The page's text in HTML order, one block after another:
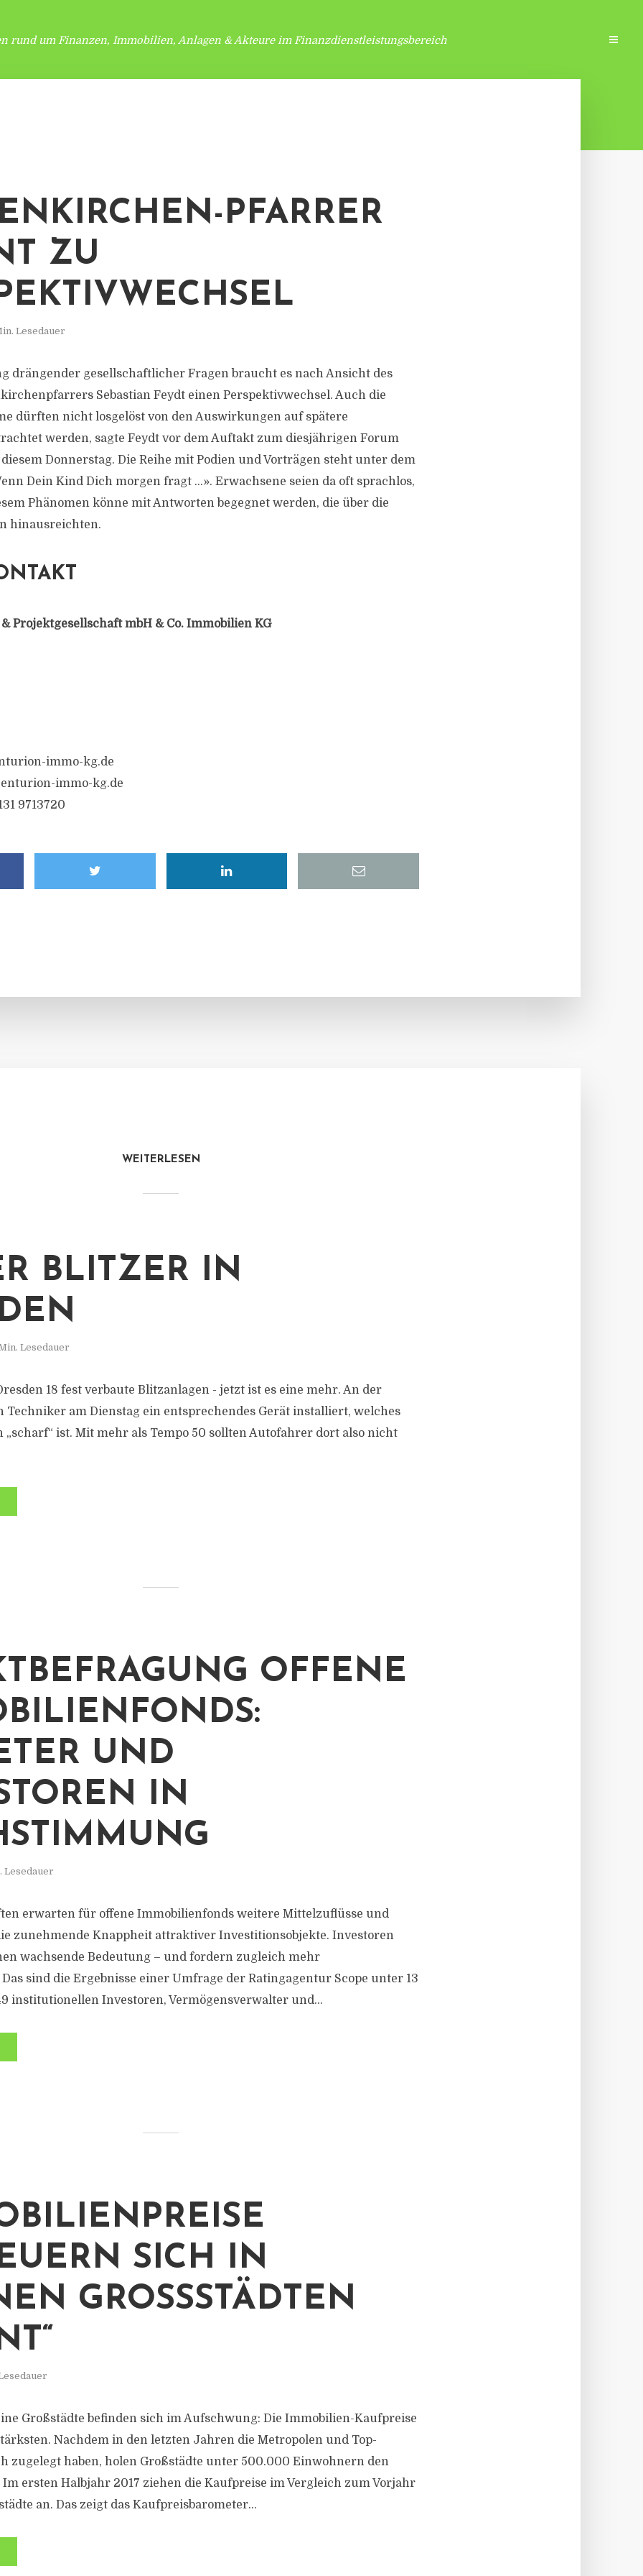
rund um Finanzen, Immobilien, Anlagen & Akteure im Finanzdienstleistungsbereich
PFARRER
ZU
Lesedauer
drängender gesellschaftlicher Fragen braucht es nach Ansicht des
Sebastian Feydt einen Perspektivwechsel. Auch die
dürften nicht losgelöst von den Auswirkungen auf spätere
werden, sagte Feydt vor dem Auftakt zum diesjährigen Forum
Donnerstag. Die Reihe mit Podien und Vorträgen steht unter dem
Dein Kind Dich morgen fragt …». Erwachsene seien da oft sprachlos,
Phänomen könne mit Antworten begegnet werden, die über die
hinausreichten.
Projektgesellschaft mbH & Co. Immobilien KG
immo-kg.de
immo-kg.de
9713720
WEITERLESEN
BLITZER IN
Lesedauer
18 fest verbaute Blitzanlagen - jetzt ist es eine mehr. An der
Techniker am Dienstag ein entsprechendes Gerät installiert, welches
ist. Mit mehr als Tempo 50 sollten Autofahrer dort also nicht
OFFENE
UND
IN
Lesedauer
erwarten für offene Immobilienfonds weitere Mittelzuflüsse und
zunehmende Knappheit attraktiver Investitionsobjekte. Investoren
wachsende Bedeutung – und fordern zugleich mehr
sind die Ergebnisse einer Umfrage der Ratingagentur Scope unter 13
institutionellen Investoren, Vermögensverwalter und...
SICH IN
GROSSSTÄDTEN R
Großstädte befinden sich im Aufschwung: Die Immobilien-Kaufpreise
Nachdem in den letzten Jahren die Metropolen und Top-
zugelegt haben, holen Großstädte unter 500.000 Einwohnern den
ersten Halbjahr 2017 ziehen die Kaufpreise im Vergleich zum Vorjahr
an. Das zeigt das Kaufpreisbarometer...